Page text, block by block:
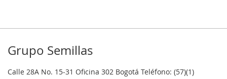
Grupo Semillas
Calle 28A No. 15-31 Oficina 302 Bogotá Teléfono: (57)(1)